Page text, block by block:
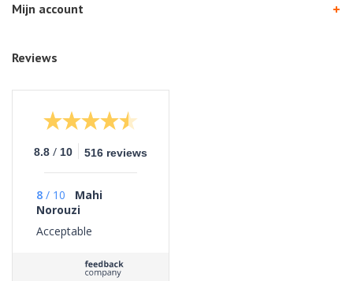
Mijn account
Reviews
8.8 / 10 516 reviews
8 / 10
Mahi
Norouzi
Acceptable